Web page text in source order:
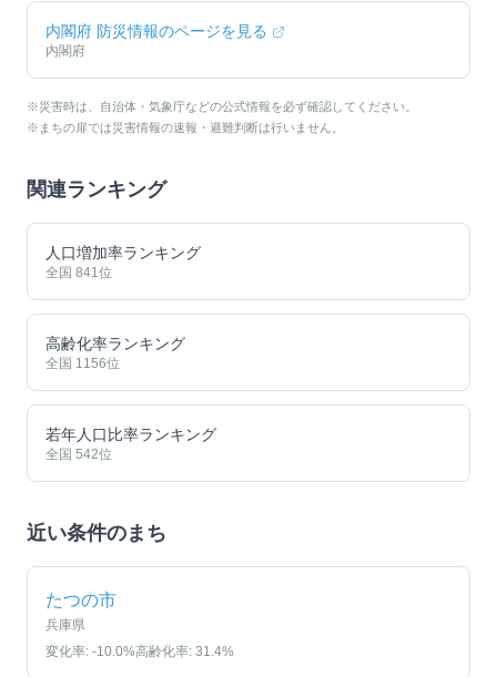
内閣府 防災情報のページを見る
内閣府
※災害時は、自治体・気象庁などの公式情報を必ず確認してください。
※まちの扉では災害情報の速報・避難判断は行いません。
関連ランキング
人口増加率ランキング
全国 841位
高齢化率ランキング
全国 1156位
若年人口比率ランキング
全国 542位
近い条件のまち
たつの市
兵庫県
変化率: -10.0%高齢化率: 31.4%